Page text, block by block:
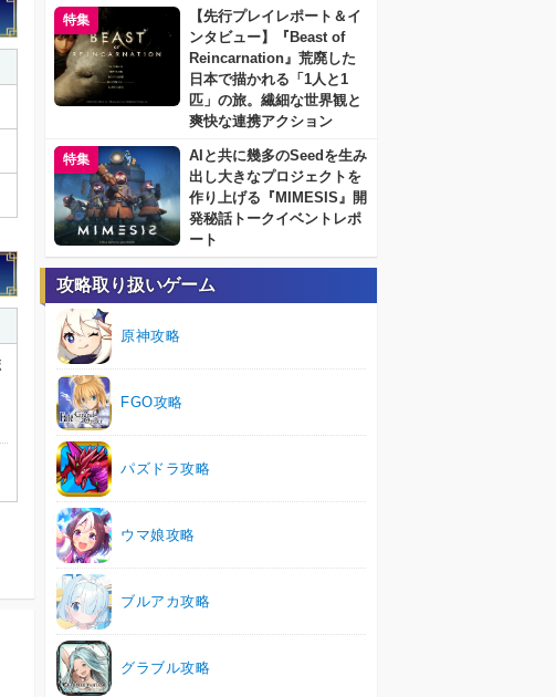
特集
【先行プレイレポート＆イ
ンタビュー】『Beast of
Reincarnation』荒廃した
日本で描かれる「1人と1
匹」の旅。繊細な世界観と
爽快な連携アクション
特集
AIと共に幾多のSeedを生み
出し大きなプロジェクトを
作り上げる『MIMESIS』開
発秘話トークイベントレポ
ート
攻略取り扱いゲーム
原神攻略
FGO攻略
パズドラ攻略
ウマ娘攻略
ブルアカ攻略
グラブル攻略